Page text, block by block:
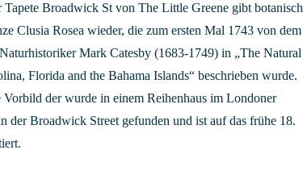
Tapete Broadwick St von The Little Greene gibt botanisch
Clusia Rosea wieder, die zum ersten Mal 1743 von dem
Mark Catesby (1683-1749) in „The Natural
Florida and the Bahama Islands“ beschrieben wurde.
Vorbild der wurde in einem Reihenhaus im Londoner
der Broadwick Street gefunden und ist auf das frühe 18.